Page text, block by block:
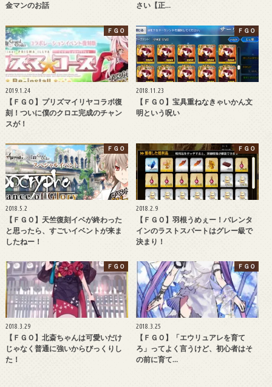
金マンのお話
さい【正…
ＦＧＯ
2019.1.24
【ＦＧＯ】プリズマイリヤコラボ復
刻！ついに僕のクロエ完成のチャン
スが！
ＦＧＯ
2018.11.23
【ＦＧＯ】宝具重ねなきゃいかん文
明という呪い
ＦＧＯ
2018.5.2
【ＦＧＯ】天竺復刻イベが終わった
と思ったら、すごいイベントが来ま
したねー！
ＦＧＯ
2018.2.9
【ＦＧＯ】羽根うめぇー！バレンタ
インのラストスパートはグレー級で
決まり！
ＦＧＯ
2018.3.29
【ＦＧＯ】北斎ちゃんは可愛いだけ
じゃなく普通に強いからびっくりし
た！
ＦＧＯ
2018.3.25
【ＦＧＯ】「エウリュアレを育て
ろ」ってよく言うけど、初心者はそ
の前に育て…